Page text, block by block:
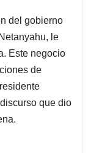
del gobierno
le
Este negocio
de
que dio